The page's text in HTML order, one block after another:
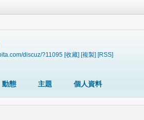
discuz/?11095 [收藏] [複製] [RSS]
動態 主題 個人資料